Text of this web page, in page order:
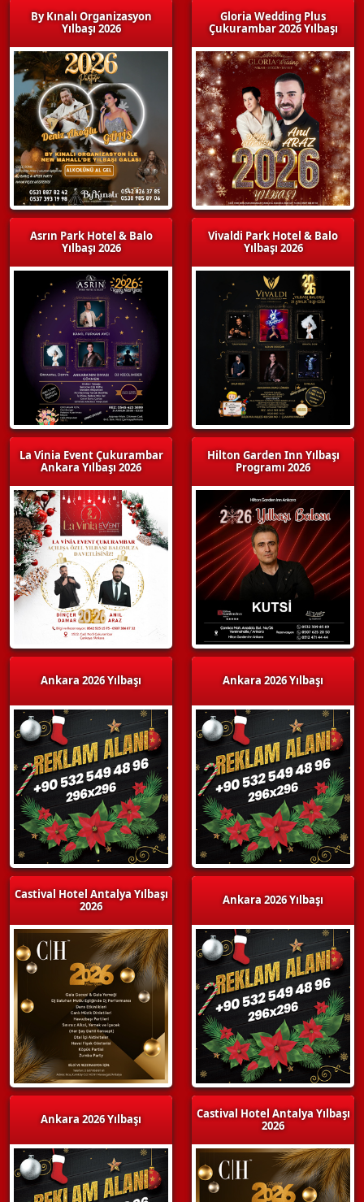
By Kınalı Organizasyon
Yılbaşı 2026
Asrın Park Hotel & Balo
Yılbaşı 2026
La Vinia Event Çukurambar
Ankara Yılbaşı 2026
Ankara 2026 Yılbaşı
Castival Hotel Antalya Yılbaşı
2026
Ankara 2026 Yılbaşı
Gloria Wedding Plus
Çukurambar 2026 Yılbaşı
Vivaldi Park Hotel & Balo
Yılbaşı 2026
Hilton Garden Inn Yılbaşı
Programı 2026
Ankara 2026 Yılbaşı
Ankara 2026 Yılbaşı
Castival Hotel Antalya Yılbaşı
2026